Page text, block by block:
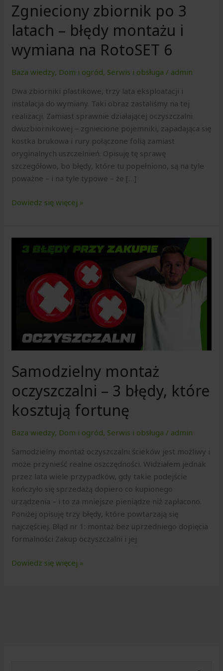
Zgnieciony zbiornik po 3
latach – błędy montażu i
wymiana na RotoSET 6
Baza wiedzy, Dom i ogród, Serwis i obsługa / admin
Dwa zbiorniki plastikowe, trzy lata eksploatacji i
instalacja do wymiany. Taki obraz zastaliśmy na tej
realizacji. Zamiast sprawnie działającej oczyszczalni
dwuzbiornikowej – zgniecione pojemniki, zapadająca się
kostka brukowa i rury połączone folią zamiast
oryginalnych uszczelnień. Opisuję tę sprawę
szczegółowo, bo błędy, które tu popełniono, są na tyle
poważne – i na tyle typowe – że […]
na
RotoSET
Dowiedz się więcej »
Samodzielny montaż
oczyszczalni – 3 błędy, które
kosztują fortunę
Baza wiedzy, Dom i ogród, Serwis i obsługa / admin
Samodzielny montaż oczyszczalni ścieków jest możliwy i
może przynieść realne oszczędności. Widziałem jednak
przez lata wiele przypadków, gdy takie podejście
kończyło się sprzedażą dopiero co kupionego
urządzenia – i to za mniejsze pieniądze niż zapłacono.
Poniżej opisuję trzy błędy, które powtarzają się
najczęściej. Błąd nr 1: montaż bez uprzedniego dopięcia
formalności Zakup oczyszczalni i jej
montaż
błędy,
fortunę
Dowiedz się więcej »